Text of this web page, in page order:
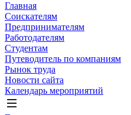
Главная
Соискателям
Предпринимателям
Работодателям
Студентам
Путеводитель по компаниям
Рынок труда
Новости сайта
Календарь мероприятий